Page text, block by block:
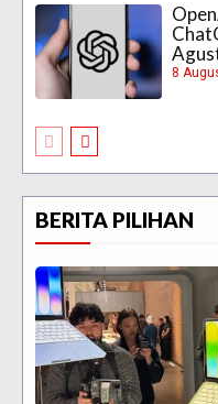
8
BERITA PILIHAN